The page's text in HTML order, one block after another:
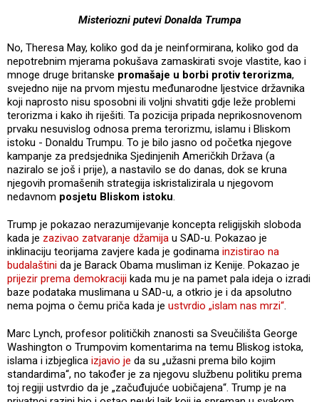
Misteriozni putevi Donalda Trumpa
No, Theresa May, koliko god da je neinformirana, koliko god da
nepotrebnim mjerama pokušava zamaskirati svoje vlastite, kao i
mnoge druge britanske promašaje u borbi protiv terorizma,
svejedno nije na prvom mjestu međunarodne ljestvice državnika
koji naprosto nisu sposobni ili voljni shvatiti gdje leže problemi
terorizma i kako ih riješiti. Ta pozicija pripada neprikosnovenom
prvaku nesuvislog odnosa prema terorizmu, islamu i Bliskom
istoku - Donaldu Trumpu. To je bilo jasno od početka njegove
kampanje za predsjednika Sjedinjenih Američkih Država (a
naziralo se još i prije), a nastavilo se do danas, dok se kruna
njegovih promašenih strategija iskristalizirala u njegovom
nedavnom posjetu Bliskom istoku.
Trump je pokazao nerazumijevanje koncepta religijskih sloboda
kada je zazivao zatvaranje džamija u SAD-u. Pokazao je
inklinaciju teorijama zavjere kada je godinama inzistirao na
budalaštini da je Barack Obama musliman iz Kenije. Pokazao je
prijezir prema demokraciji kada mu je na pamet pala ideja o izradi
baze podataka muslimana u SAD-u, a otkrio je i da apsolutno
nema pojma o čemu priča kada je ustvrdio „islam nas mrzi“.
Marc Lynch, profesor političkih znanosti sa Sveučilišta George
Washington o Trumpovim komentarima na temu Bliskog istoka,
islama i izbjeglica izjavio je da su „užasni prema bilo kojim
standardima“, no također je za njegovu službenu politiku prema
toj regiji ustvrdio da je „začuđujuće uobičajena“. Trump je na